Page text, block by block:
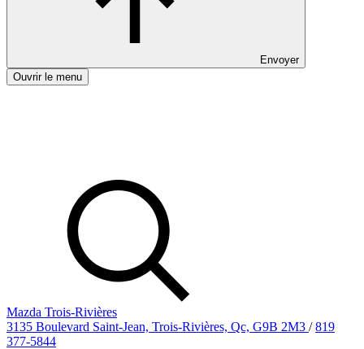
Envoyer
Ouvrir le menu
Mazda Trois-Rivières
3135 Boulevard Saint-Jean, Trois-Rivières, Qc, G9B 2M3 / 819
377-5844